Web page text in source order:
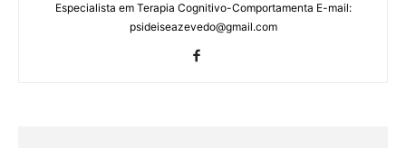
Especialista em Terapia Cognitivo-Comportamenta E-mail:
psideiseazevedo@gmail.com